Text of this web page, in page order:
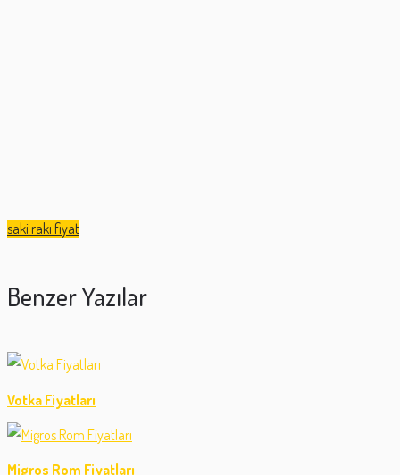
saki rakı fiyat
Benzer Yazılar
Votka Fiyatları
Migros Rom Fiyatları